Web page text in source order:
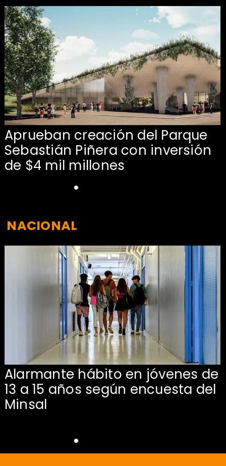
Aprueban creación del Parque
Sebastián Piñera con inversión
de $4 mil millones
Alarmante hábito en jóvenes de
13 a 15 años según encuesta del
Minsal
NACIONAL